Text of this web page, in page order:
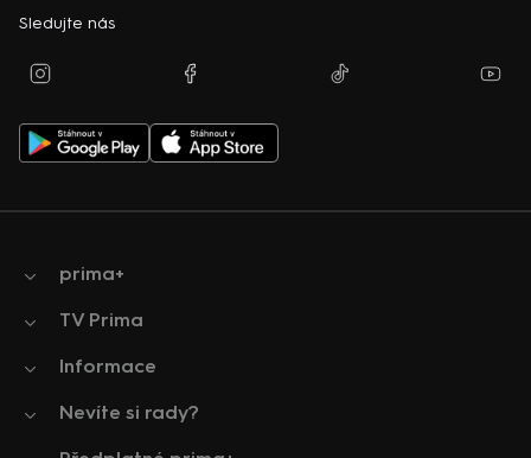
Sledujte nás
prima+
TV Prima
Informace
Nevíte si rady?